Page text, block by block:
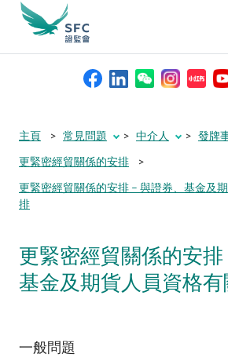
本會簡介
資料庫
尋
主頁 常見問題 中介人
發牌
更緊密經貿關係的安排
更緊密經貿關係的安排 – 與證券、基金及
排
更緊密經貿關係的安排
基金及期貨人員資格
一般問題